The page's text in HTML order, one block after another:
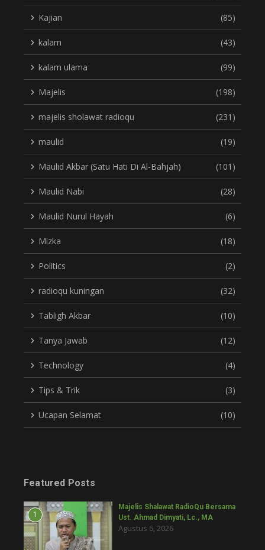
Kajian (85)
kalam (43)
kalam ulama (99)
Majelis (198)
majelis sholawat radioqu (231)
maulid (19)
Maulid Akbar (Satu Hati Di Al-Bahjah) (101)
Maulid Nabi (28)
Maulid Nurul Hayah (6)
Mizka (18)
Politics (2)
radioqu kuningan (32)
Tabligh Akbar (10)
Tanya Jawab (12)
Technology (4)
Tips & Trik (3)
Ucapan Selamat (10)
Featured Posts
1
Majelis Shalawat RadioQu Bersama
Ust. Ahmad Dimyati, Lc., MA
Agustus 6, 2026